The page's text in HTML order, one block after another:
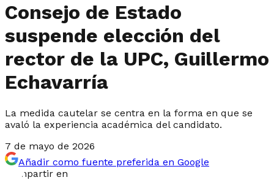
Consejo de Estado
suspende elección del
rector de la UPC, Guillermo
Echavarría
La medida cautelar se centra en la forma en que se
avaló la experiencia académica del candidato.
7 de mayo de 2026
Añadir como fuente preferida en Google
Compartir en